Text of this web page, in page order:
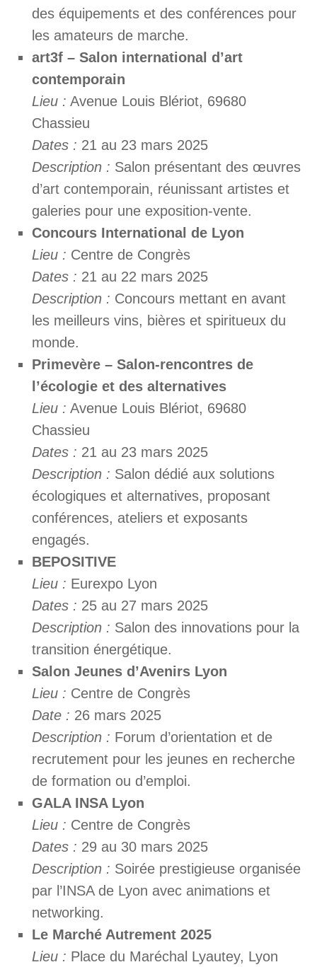
des équipements et des conférences pour
les amateurs de marche.
art3f – Salon international d’art
contemporain
Lieu : Avenue Louis Blériot, 69680
Chassieu
Dates : 21 au 23 mars 2025
Description : Salon présentant des œuvres
d’art contemporain, réunissant artistes et
galeries pour une exposition-vente.
Concours International de Lyon
Lieu : Centre de Congrès
Dates : 21 au 22 mars 2025
Description : Concours mettant en avant
les meilleurs vins, bières et spiritueux du
monde.
Primevère – Salon-rencontres de
l’écologie et des alternatives
Lieu : Avenue Louis Blériot, 69680
Chassieu
Dates : 21 au 23 mars 2025
Description : Salon dédié aux solutions
écologiques et alternatives, proposant
conférences, ateliers et exposants
engagés.
BEPOSITIVE
Lieu : Eurexpo Lyon
Dates : 25 au 27 mars 2025
Description : Salon des innovations pour la
transition énergétique.
Salon Jeunes d’Avenirs Lyon
Lieu : Centre de Congrès
Date : 26 mars 2025
Description : Forum d’orientation et de
recrutement pour les jeunes en recherche
de formation ou d’emploi.
GALA INSA Lyon
Lieu : Centre de Congrès
Dates : 29 au 30 mars 2025
Description : Soirée prestigieuse organisée
par l’INSA de Lyon avec animations et
networking.
Le Marché Autrement 2025
Lieu : Place du Maréchal Lyautey, Lyon